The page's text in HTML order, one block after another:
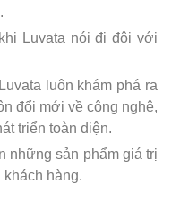
Luvata nói đi đôi với
luôn khám phá ra
đổi mới về công nghệ,
triển toàn diện.
những sản phẩm giá trị
hàng.